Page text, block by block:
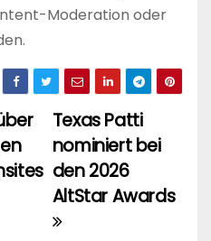
Moderation oder
Texas Patti
nominiert bei
den 2026
AltStar Awards